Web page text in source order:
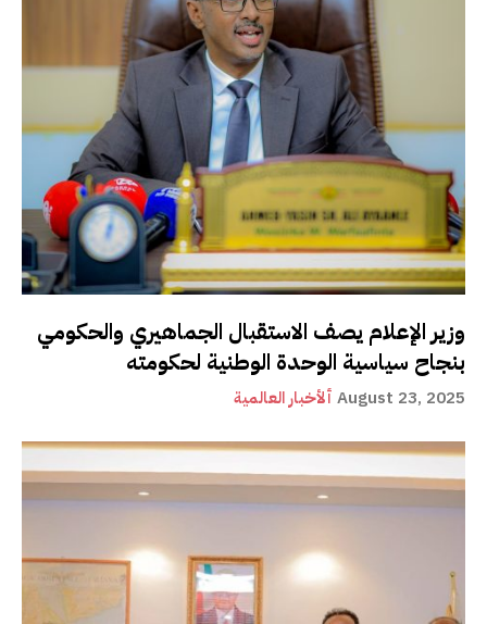
وزير الإعلام يصف الاستقبال الجماهيري والحكومي
بنجاح سياسية الوحدة الوطنية لحكومته
ألأخبار العالمية August 23, 2025